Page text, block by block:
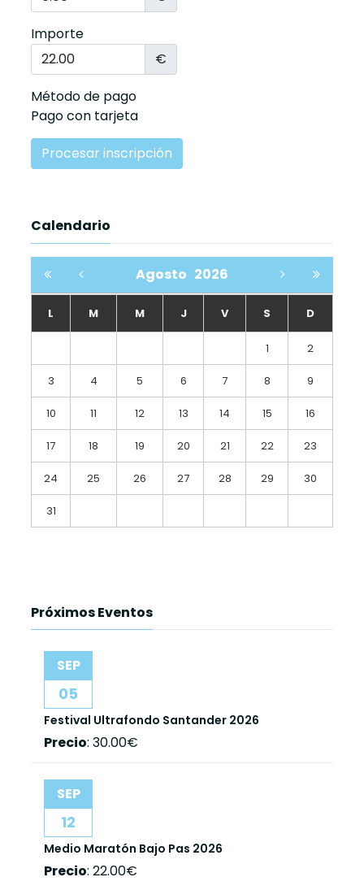
Importe
€
Método de pago
Pago con tarjeta
Calendario
Agosto 2026
L M M J V S D
1 2
3 4 5 6 7 8 9
10 11 12 13 14 15 16
17 18 19 20 21 22 23
24 25 26 27 28 29 30
31
Próximos Eventos
SEP
05
Festival Ultrafondo Santander 2026
Precio: 30.00€
SEP
12
Medio Maratón Bajo Pas 2026
Precio: 22.00€